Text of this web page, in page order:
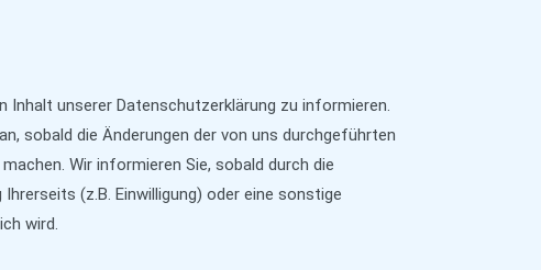
Inhalt unserer Datenschutzerklärung zu informieren.
sobald die Änderungen der von uns durchgeführten
Wir informieren Sie, sobald durch die
(z.B. Einwilligung) oder eine sonstige
wird.